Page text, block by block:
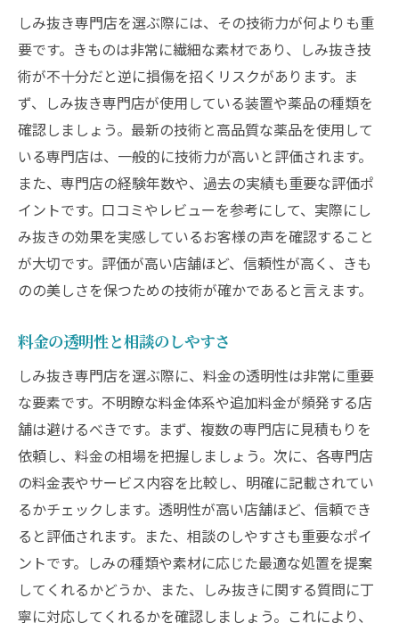
しみ抜き専門店を選ぶ際には、その技術力が何よりも重
要です。きものは非常に繊細な素材であり、しみ抜き技
術が不十分だと逆に損傷を招くリスクがあります。ま
ず、しみ抜き専門店が使用している装置や薬品の種類を
確認しましょう。最新の技術と高品質な薬品を使用して
いる専門店は、一般的に技術力が高いと評価されます。
また、専門店の経験年数や、過去の実績も重要な評価ポ
イントです。口コミやレビューを参考にして、実際にし
み抜きの効果を実感しているお客様の声を確認すること
が大切です。評価が高い店舗ほど、信頼性が高く、きも
のの美しさを保つための技術が確かであると言えます。
料金の透明性と相談のしやすさ
しみ抜き専門店を選ぶ際に、料金の透明性は非常に重要
な要素です。不明瞭な料金体系や追加料金が頻発する店
舗は避けるべきです。まず、複数の専門店に見積もりを
依頼し、料金の相場を把握しましょう。次に、各専門店
の料金表やサービス内容を比較し、明確に記載されてい
るかチェックします。透明性が高い店舗ほど、信頼でき
ると評価されます。また、相談のしやすさも重要なポイ
ントです。しみの種類や素材に応じた最適な処置を提案
してくれるかどうか、また、しみ抜きに関する質問に丁
寧に対応してくれるかを確認しましょう。これにより、